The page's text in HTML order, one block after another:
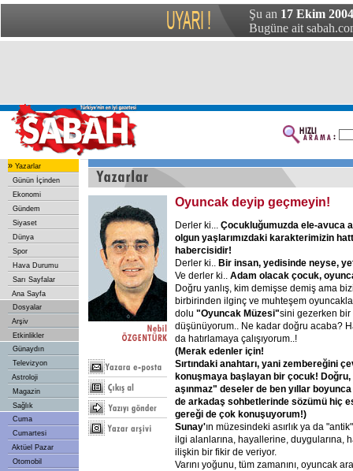
Şu an 17 Ekim
Bugüne ait
» Yazarlar
Günün İçinden
Ekonomi
Gündem
Siyaset
Dünya
Spor
Hava Durumu
Sarı Sayfalar
Ana Sayfa
Dosyalar
Arşiv
Etkinlikler
Günaydın
Televizyon
Astroloji
Magazin
Sağlık
Cuma
Cumartesi
Aktüel Pazar
Otomobil
Oyuncak deyip geçmeyin!
Derler ki... Çocukluğumuzda ele-avuca
olgun yaşlarımızdaki karakterimizin
habercisidir!
Derler ki.. Bir insan, yedisinde neyse,
Ve derler ki.. Adam olacak çocuk,
Doğru yanlış, kim demişse demiş ama
birbirinden ilginç ve muhteşem
dolu "Oyuncak Müzesi"sini gezerken
düşünüyorum.. Ne kadar doğru acaba?
da hatırlamaya çalışıyorum..!
(Merak edenler için!
Sırtındaki anahtarı, yani zembereğini
konuşmaya başlayan bir çocuk!
aşınmaz" deseler de ben yıllar
de arkadaş sohbetlerinde sözümü hiç
gereği de çok konuşuyorum!)
Sunay'ın müzesindeki asırlık ya da
ilgi alanlarına, hayallerine, duygularına,
ilişkin bir fikir de veriyor.
Varını yoğunu, tüm zamanını, oyuncak